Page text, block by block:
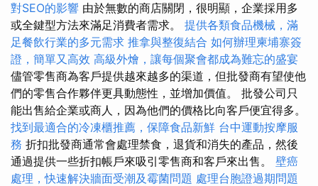
對SEO的影響 由於無數的商店關閉，很明顯，企業採用多
或全鍵型方法來滿足消費者需求。 提供各類食品機械，滿
足餐飲行業的多元需求 推拿與整復結合 如何辦理柬埔寨簽
證，簡單又高效 高級外燴，讓每個聚會都成為難忘的盛宴
儘管零售商為客戶提供越來越多的渠道，但批發商有望使他
們的零售合作夥伴更具動態性，並增加價值。 批發公司只
能出售給企業或商人，因為他們的價格比向客戶便宜得多。
找到最適合的冷凍櫃推薦，保障食品新鮮 台中運動按摩服
務 折扣批發商通常會處理禁食，退貨和消失的產品，然後
通過提供一些折扣帳戶來吸引零售商和客戶來出售。 壁癌
處理，快速解決牆面受潮及霉菌問題 處理台胞證過期問題